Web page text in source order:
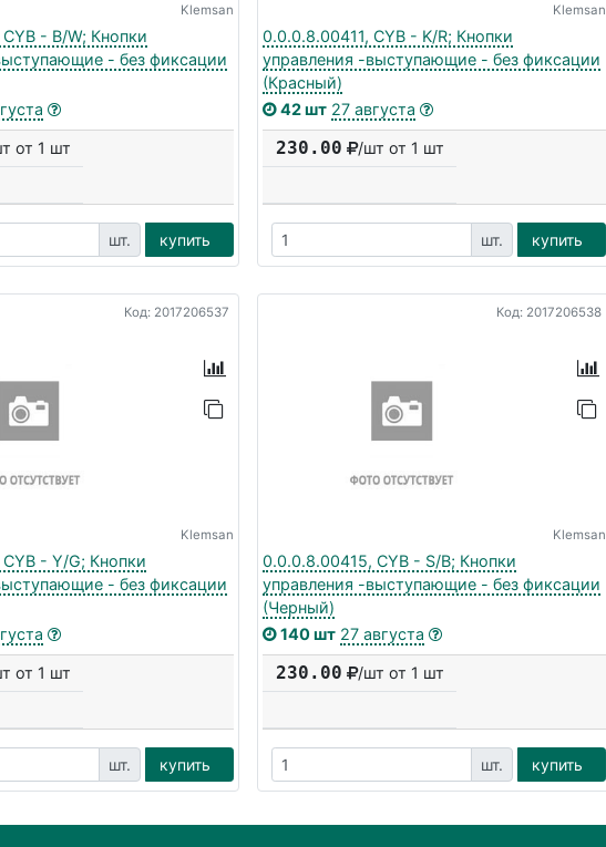
Klemsan
- B/W; Кнопки
- без фиксации
от 1 шт
шт. купить
Klemsan
0.0.0.8.00411, CYB - K/R; Кнопки
управления -выступающие - без фиксации
(Красный)
42 шт 27 августа
230.00 /шт от 1 шт
шт. купить
Код: 2017206537
Klemsan
- Y/G; Кнопки
- без фиксации
от 1 шт
шт. купить
Код: 2017206538
Klemsan
0.0.0.8.00415, CYB - S/B; Кнопки
управления -выступающие - без фиксации
(Черный)
140 шт 27 августа
230.00 /шт от 1 шт
шт. купить